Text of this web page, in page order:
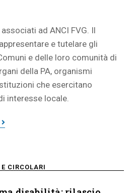
ad ANCI FVG. Il
e tutelare gli
e delle loro comunità di
della PA, organismi
che esercitano
interesse locale.
CIRCOLARI